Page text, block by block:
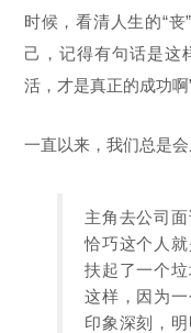
时候，看清人生的“
己，记得有句话是这
活，才是真正的成功啊”
一直以来，我们总是
主角去公司
恰巧这个人就
扶起了一个
这样，因为
印象深刻，